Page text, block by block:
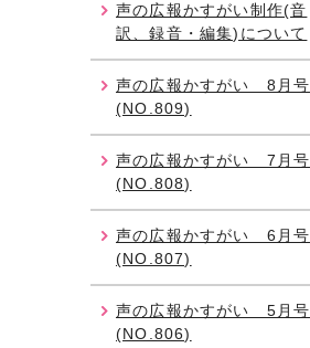
声の広報かすがい制作(音
訳、録音・編集)について
声の広報かすがい 8月号
(NO.809)
声の広報かすがい 7月号
(NO.808)
声の広報かすがい 6月号
(NO.807)
声の広報かすがい 5月号
(NO.806)